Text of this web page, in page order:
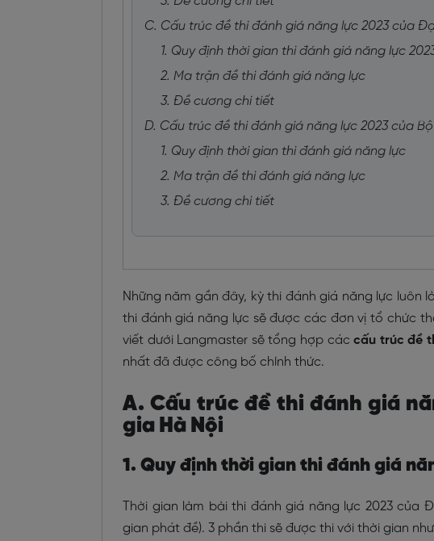
C. Cấu trúc đề thi đánh giá năng lực 2023 của
1. Quy định thời gian thi đánh giá năng lực
2. Ma trận đề thi đánh giá năng lực
3. Đề cương chi tiết
D. Cấu trúc đề thi đánh giá năng lực 2023 của
1. Quy định thời gian thi đánh giá năng lực
2. Ma trận đề thi đánh giá năng lực
3. Đề cương chi tiết
Những năm gần đây, kỳ thi đánh giá năng lực luôn
thi đánh giá năng lực sẽ được các đơn vị tổ chức
viết dưới Langmaster sẽ tổng hợp cáccấu trúc đề
nhất đã được công bố chính thức.
A. Cấu trúc đề thi đánh giá
gia Hà Nội
1. Quy định thời gian thi đánh giá
Thời gian làm bài thi đánh giá năng lực 2023 của
gian phát đề). 3 phần thi sẽ được thi với thời gian